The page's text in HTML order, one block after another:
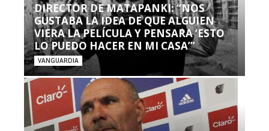
DIRECTOR DE MATAPANKI: “NOS
GUSTABA LA IDEA DE QUE ALGUIEN
VIERA LA PELÍCULA Y PENSARA ‘ESTO
LO PUEDO HACER EN MI CASA’”
VANGUARDIA